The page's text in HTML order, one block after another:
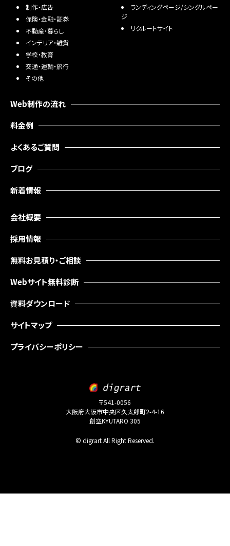
制作・広告
保険・金融・証券
不動産・暮らし
インテリア・雑貨
学校・教育
交通・運輸・旅行
その他
ランディングページ/シングルペー
ジ
リクルートサイト
Web制作の流れ
料金例
よくあるご質問
ブログ
新着情報
会社概要
採用情報
無料お見積り・ご相談
Webサイト無料診断
資料ダウンロード
サイトマップ
プライバシーポリシー
〒541-0056
大阪府大阪市中央区久太郎町2-4-16
創空KYUTARO 305
© digrart All Right Reserved.